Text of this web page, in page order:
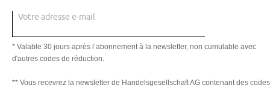
Votre adresse e-mail
* Valable 30 jours après l’abonnement à la newsletter, non cumulable avec
d'autres codes de réduction.
** Vous recevrez la newsletter de Handelsgesellschaft AG contenant des codes